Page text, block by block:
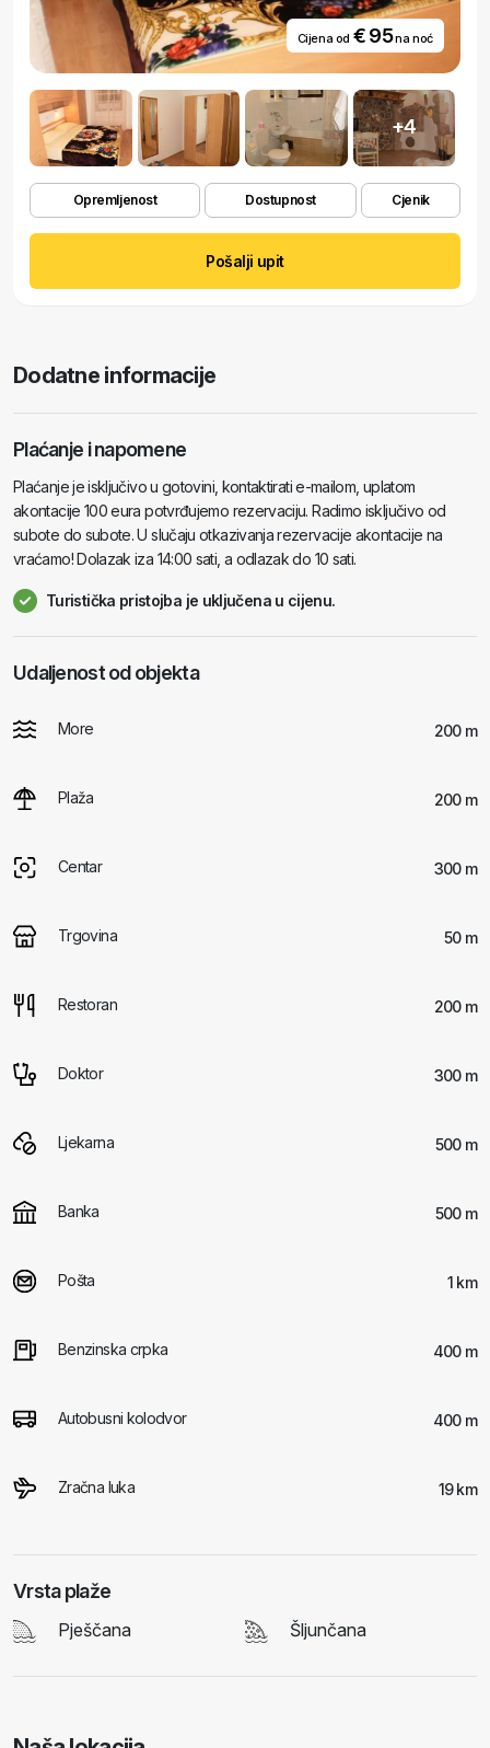
Cijena od € 95na noć
+4
Opremljenost Dostupnost Cjenik
Pošalji upit
Dodatne informacije
Plaćanje i napomene
Plaćanje je isključivo u gotovini, kontaktirati e-mailom, uplatom
akontacije 100 eura potvrđujemo rezervaciju. Radimo isključivo od
subote do subote. U slučaju otkazivanja rezervacije akontacije na
vraćamo! Dolazak iza 14:00 sati, a odlazak do 10 sati.
Turistička pristojba je uključena u cijenu.
Udaljenost od objekta
More 200 m
Plaža 200 m
Centar 300 m
Trgovina 50 m
Restoran 200 m
Doktor 300 m
Ljekarna 500 m
Banka 500 m
Pošta 1 km
Benzinska crpka 400 m
Autobusni kolodvor 400 m
Zračna luka 19 km
Vrsta plaže
Pješčana Šljunčana